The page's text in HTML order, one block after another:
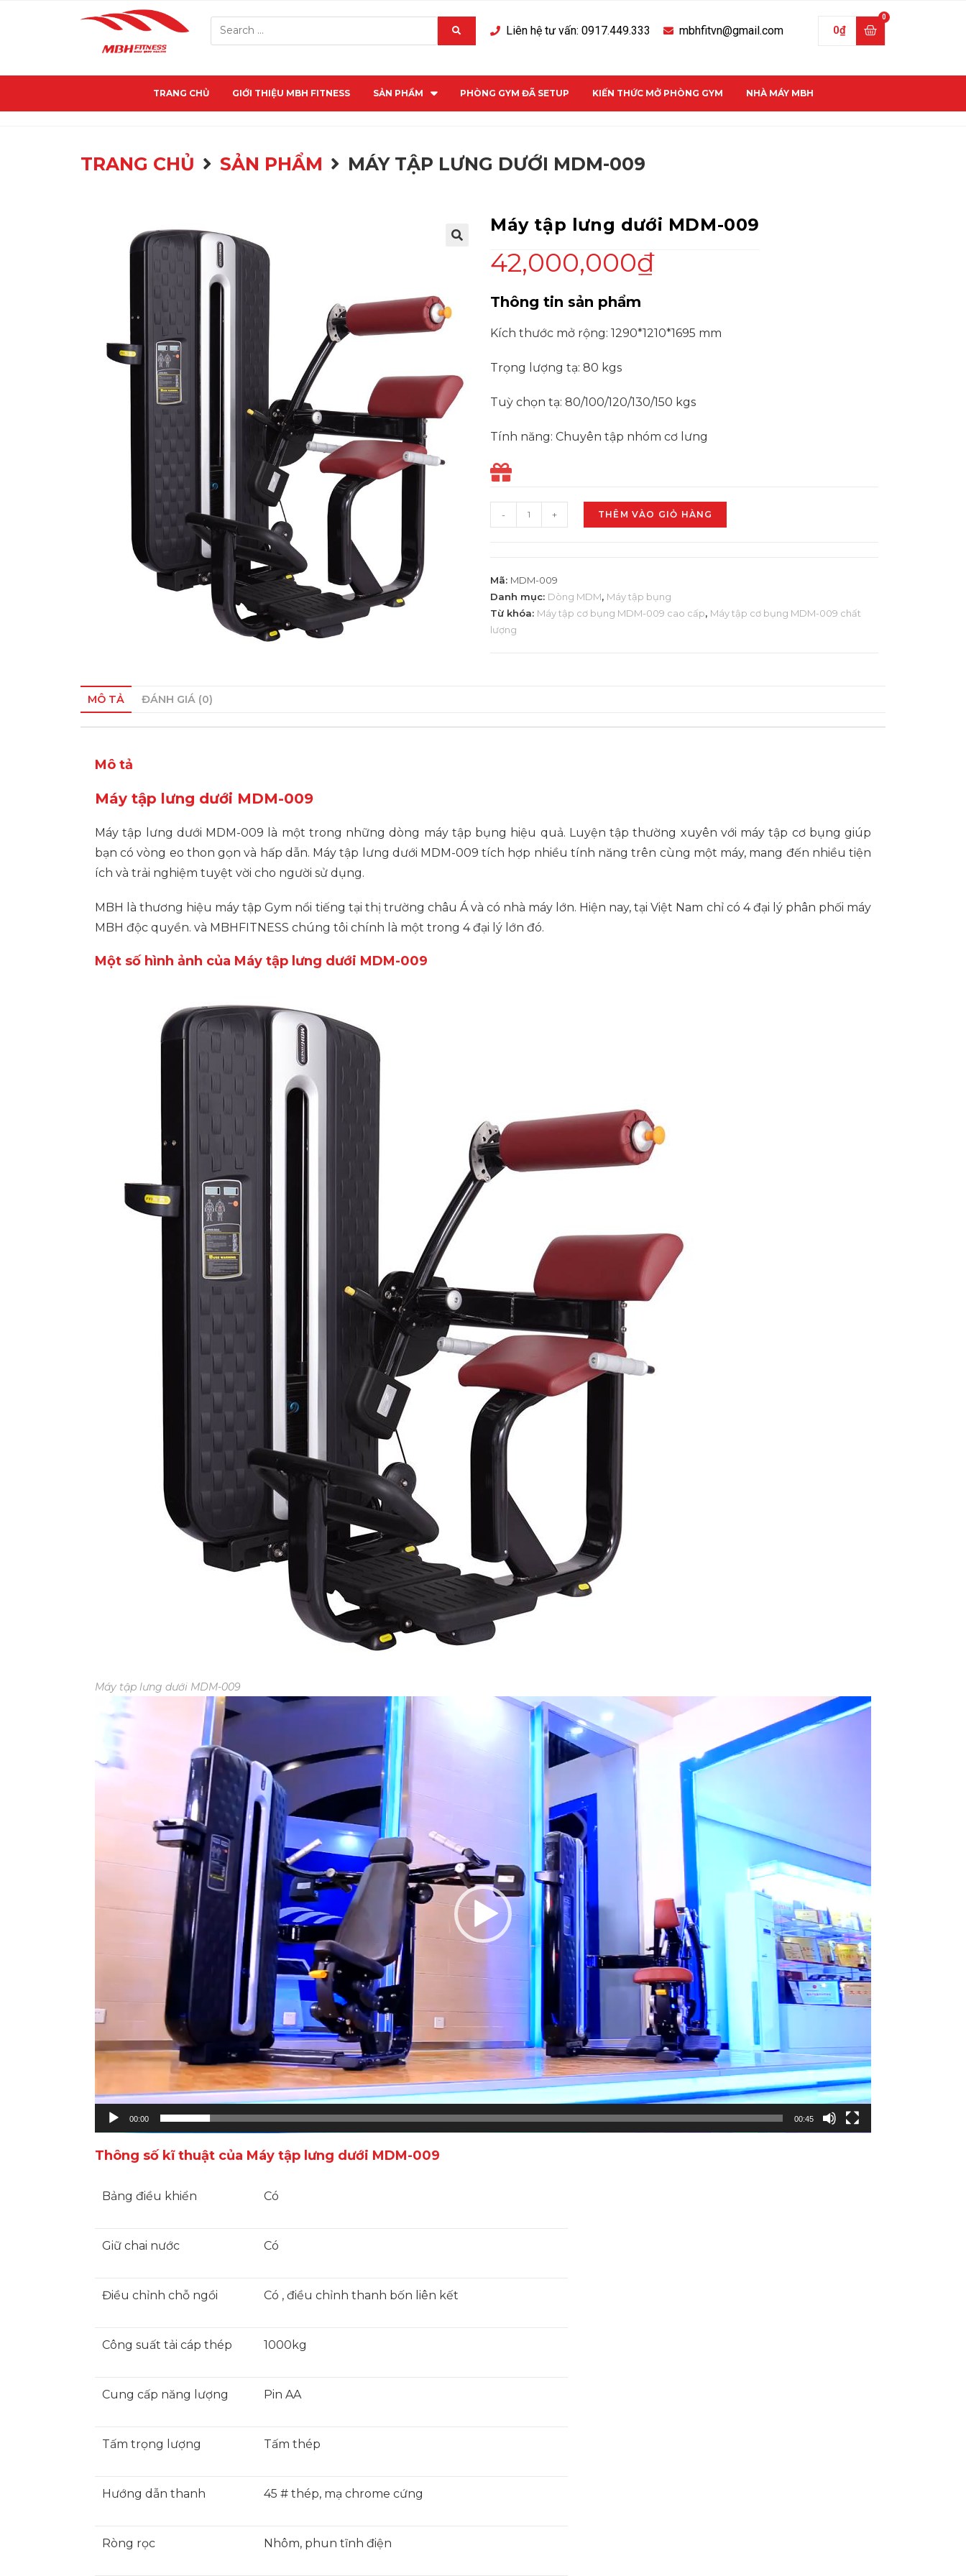
Liên hệ tư vấn: 0917.449.333 mbhfitvn@gmail.com 0₫
TRANG CHỦ GIỚI THIỆU MBH FITNESS SẢN PHẨM PHÒNG GYM ĐÃ SETUP KIẾN THỨC MỞ PHÒNG GYM NHÀ MÁY MBH
TRANG CHỦ SẢN PHẨM MÁY TẬP LƯNG DƯỚI MDM-009
Máy tập lưng dưới MDM-009
42,000,000₫
Thông tin sản phẩm
Kích thước mở rộng: 1290*1210*1695 mm
Trọng lượng tạ: 80 kgs
Tuỳ chọn tạ: 80/100/120/130/150 kgs
Tính năng: Chuyên tập nhóm cơ lưng
- + THÊM VÀO GIỎ HÀNG
Mã: MDM-009
Danh mục: Dòng MDM, Máy tập bụng
Từ khóa: Máy tập cơ bụng MDM-009 cao cấp, Máy tập cơ bụng MDM-009 chất
lượng
MÔ TẢ ĐÁNH GIÁ (0)
Mô tả
Máy tập lưng dưới MDM-009
Máy tập lưng dưới MDM-009 là một trong những dòng máy tập bụng hiệu quả. Luyện tập thường xuyên với máy tập cơ bụng giúp
bạn có vòng eo thon gọn và hấp dẫn. Máy tập lưng dưới MDM-009 tích hợp nhiều tính năng trên cùng một máy, mang đến nhiều tiện
ích và trải nghiệm tuyệt vời cho người sử dụng.
MBH là thương hiệu máy tập Gym nổi tiếng tại thị trường châu Á và có nhà máy lớn. Hiện nay, tại Việt Nam chỉ có 4 đại lý phân phối máy
MBH độc quyền. và MBHFITNESS chúng tôi chính là một trong 4 đại lý lớn đó.
Một số hình ảnh của Máy tập lưng dưới MDM-009
Máy tập lưng dưới MDM-009
Video
00:00 00:45
Thông số kĩ thuật của Máy tập lưng dưới MDM-009
Bảng điều khiển Có
Giữ chai nước Có
Điều chỉnh chỗ ngồi Có , điều chỉnh thanh bốn liên kết
Công suất tải cáp thép 1000kg
Cung cấp năng lượng Pin AA
Tấm trọng lượng Tấm thép
Hướng dẫn thanh 45 # thép, mạ chrome cứng
Ròng rọc Nhôm, phun tĩnh điện